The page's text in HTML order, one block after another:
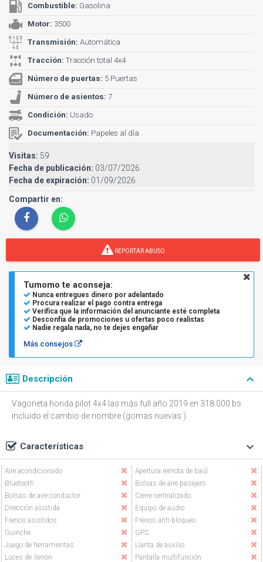
Combustible: Gasolina
Motor: 3500
Transmisión: Automática
Tracción: Tracción total 4x4
Número de puertas: 5 Puertas
Número de asientos: 7
Condición: Usado
Documentación: Papeles al día
Visitas: 59
Fecha de publicación: 03/07/2026
Fecha de expiración: 01/09/2026
Compartir en:
REPORTAR ABUSO
Tumomo te aconseja:
Nunca entregues dinero por adelantado
Procura realizar el pago contra entrega
Verifica que la información del anunciante esté completa
Desconfía de promociones u ofertas poco realistas
Nadie regala nada, no te dejes engañar
Más consejos
Descripción keyboard_arrow_down
Vagoneta honda pilot 4x4 las más full año 2019 en 318.000 bs
incluido el cambio de nombre (gomas nuevas )
Características keyboard_arrow_down
Aire acondicionado
Apertura remota de baúl
Bluetooth
Bolsas de aire pasajero
Bolsas de aire conductor
Cierre centralizado
Dirección asistida
Equipo de audio
Frenos asistidos
Frenos anti-bloqueo
Guinche
GPS
Juego de herramientas
Llanta de auxilio
Luces de Xenón
Pantalla multifunción